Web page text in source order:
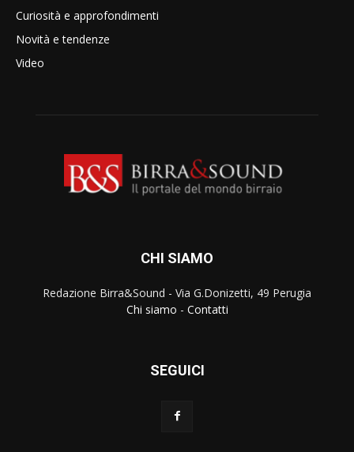
Curiosità e approfondimenti
Novità e tendenze
Video
CHI SIAMO
Redazione Birra&Sound - Via G.Donizetti, 49 Perugia
Chi siamo - Contatti
SEGUICI